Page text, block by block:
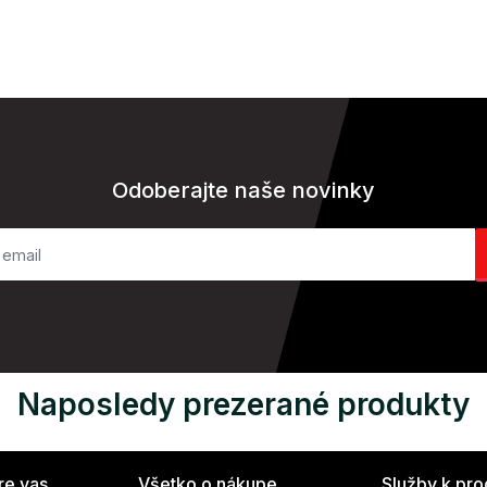
Odoberajte naše novinky
Naposledy prezerané produkty